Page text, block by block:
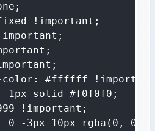
!important;
#ffffff
1px solid #f0f0f0;
!important;
0 -3px 10px rgba(0, 0,